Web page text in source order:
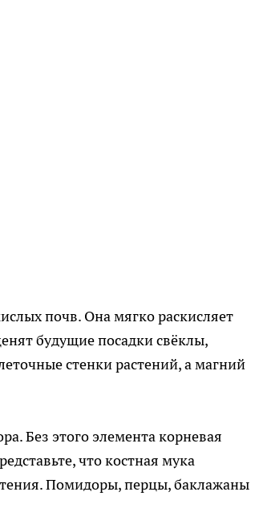
почв. Она мягко раскисляет
будущие посадки свёклы,
стенки растений, а магний
Без этого элемента корневая
что костная мука
Помидоры, перцы, баклажаны